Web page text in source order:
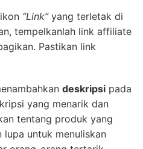
“Link”yang terletak di
tempelkanlah link affiliate
Pastikan link
deskripsi pada
yang menarik dan
tentang produk yang
lupa untuk menuliskan